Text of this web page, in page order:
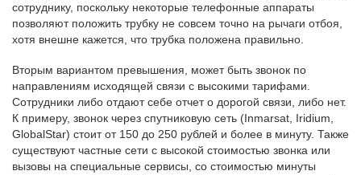
сотруднику, поскольку некоторые телефонные аппараты
позволяют положить трубку не совсем точно на рычаги отбоя,
хотя внешне кажется, что трубка положена правильно.
Вторым вариантом превышения, может быть звонок по
направлениям исходящей связи с высокими тарифами.
Сотрудники либо отдают себе отчет о дорогой связи, либо нет.
К примеру, звонок через спутниковую сеть (Inmarsat, Iridium,
GlobalStar) стоит от 150 до 250 рублей и более в минуту. Также
существуют частные сети с высокой стоимостью звонка или
вызовы на специальные сервисы, со стоимостью минуты